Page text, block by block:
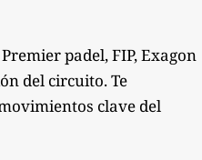
padel, FIP, Exagon
del circuito. Te
clave del